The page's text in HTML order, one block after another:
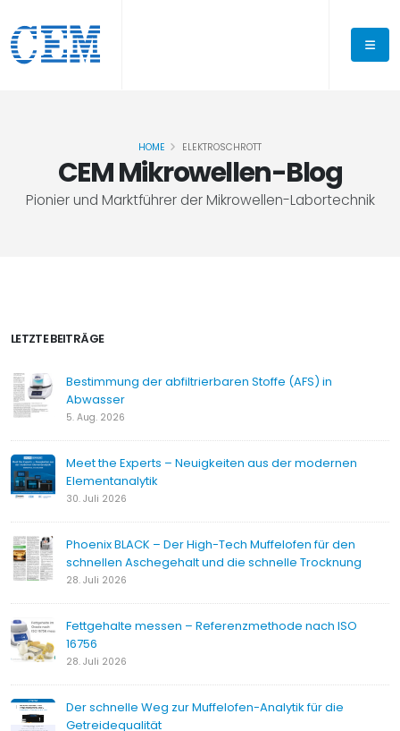
CEM Mikrowellen-Blog
Pionier und Marktführer der Mikrowellen-Labortechnik
HOME ELEKTROSCHROTT
LETZTE BEITRÄGE
Bestimmung der abfiltrierbaren Stoffe (AFS) in
Abwasser
5. Aug. 2026
Meet the Experts – Neuigkeiten aus der modernen
Elementanalytik
30. Juli 2026
Phoenix BLACK – Der High-Tech Muffelofen für den
schnellen Aschegehalt und die schnelle Trocknung
28. Juli 2026
Fettgehalte messen – Referenzmethode nach ISO
16756
28. Juli 2026
Der schnelle Weg zur Muffelofen-Analytik für die
Getreidequalität